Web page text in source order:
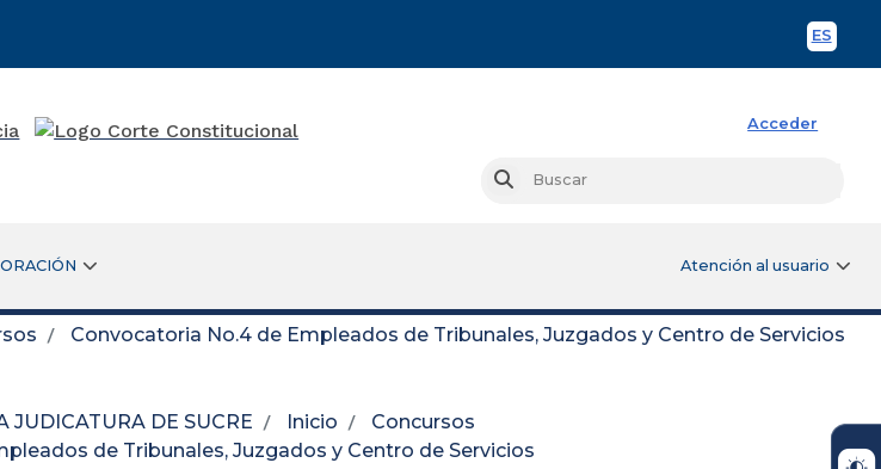
ES
Acceder
Buscar
Atención al usuario
Convocatoria No.4 de Empleados de Tribunales, Juzgados y Centro de Servicios
JUDICATURA DE SUCRE Inicio
Concursos
de Tribunales, Juzgados y Centro de Servicios